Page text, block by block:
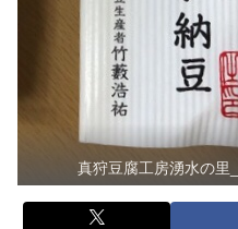
真狩豆腐工房湧水の里